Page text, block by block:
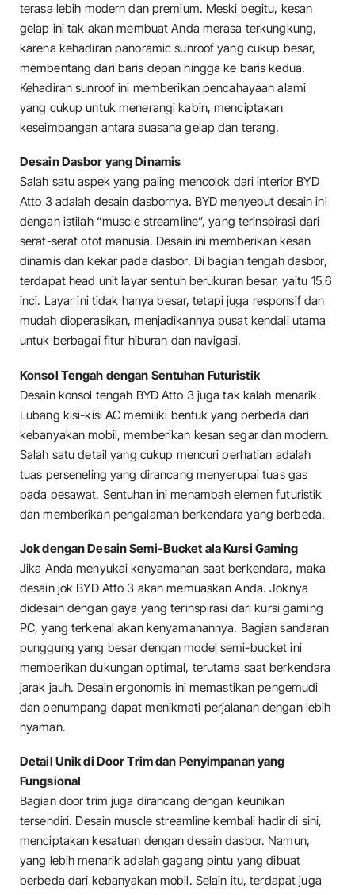
terasa lebih modern dan premium. Meski begitu, kesan
gelap ini tak akan membuat Anda merasa terkungkung,
karena kehadiran panoramic sunroof yang cukup besar,
membentang dari baris depan hingga ke baris kedua.
Kehadiran sunroof ini memberikan pencahayaan alami
yang cukup untuk menerangi kabin, menciptakan
keseimbangan antara suasana gelap dan terang.
Desain Dasbor yang Dinamis
Salah satu aspek yang paling mencolok dari interior BYD
Atto 3 adalah desain dasbornya. BYD menyebut desain ini
dengan istilah “muscle streamline”, yang terinspirasi dari
serat-serat otot manusia. Desain ini memberikan kesan
dinamis dan kekar pada dasbor. Di bagian tengah dasbor,
terdapat head unit layar sentuh berukuran besar, yaitu 15,6
inci. Layar ini tidak hanya besar, tetapi juga responsif dan
mudah dioperasikan, menjadikannya pusat kendali utama
untuk berbagai fitur hiburan dan navigasi.
Konsol Tengah dengan Sentuhan Futuristik
Desain konsol tengah BYD Atto 3 juga tak kalah menarik.
Lubang kisi-kisi AC memiliki bentuk yang berbeda dari
kebanyakan mobil, memberikan kesan segar dan modern.
Salah satu detail yang cukup mencuri perhatian adalah
tuas perseneling yang dirancang menyerupai tuas gas
pada pesawat. Sentuhan ini menambah elemen futuristik
dan memberikan pengalaman berkendara yang berbeda.
Jok dengan Desain Semi-Bucket ala Kursi Gaming
Jika Anda menyukai kenyamanan saat berkendara, maka
desain jok BYD Atto 3 akan memuaskan Anda. Joknya
didesain dengan gaya yang terinspirasi dari kursi gaming
PC, yang terkenal akan kenyamanannya. Bagian sandaran
punggung yang besar dengan model semi-bucket ini
memberikan dukungan optimal, terutama saat berkendara
jarak jauh. Desain ergonomis ini memastikan pengemudi
dan penumpang dapat menikmati perjalanan dengan lebih
nyaman.
Detail Unik di Door Trim dan Penyimpanan yang
Fungsional
Bagian door trim juga dirancang dengan keunikan
tersendiri. Desain muscle streamline kembali hadir di sini,
menciptakan kesatuan dengan desain dasbor. Namun,
yang lebih menarik adalah gagang pintu yang dibuat
berbeda dari kebanyakan mobil. Selain itu, terdapat juga